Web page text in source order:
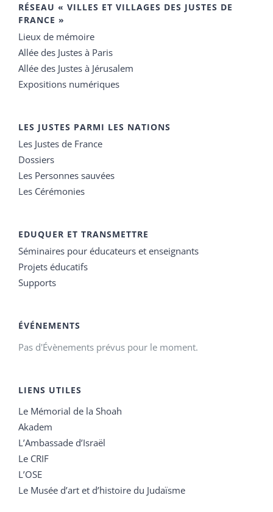
RÉSEAU « VILLES ET VILLAGES DES JUSTES DE
FRANCE »
Lieux de mémoire
Allée des Justes à Paris
Allée des Justes à Jérusalem
Expositions numériques
LES JUSTES PARMI LES NATIONS
Les Justes de France
Dossiers
Les Personnes sauvées
Les Cérémonies
EDUQUER ET TRANSMETTRE
Séminaires pour éducateurs et enseignants
Projets éducatifs
Supports
ÉVÉNEMENTS
Pas d'Évènements prévus pour le moment.
LIENS UTILES
Le Mémorial de la Shoah
Akadem
L’Ambassade d’Israël
Le CRIF
L’OSE
Le Musée d’art et d’histoire du Judaïsme